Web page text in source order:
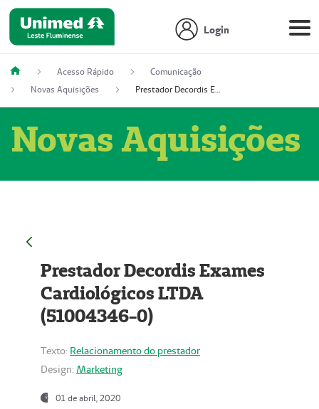
Login
Acesso Rápido
Comunicação
Novas Aquisições
Prestador Decordis Exames Cardiológicos LTDA (51004346-0)
Novas Aquisições
Prestador Decordis Exames
Cardiológicos LTDA
(51004346-0)
Texto: Relacionamento do prestador
Design: Marketing
01 de abril, 2020